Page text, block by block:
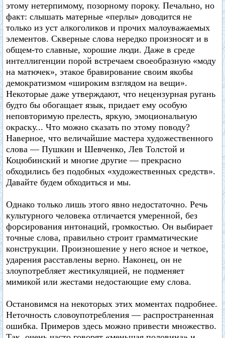
этому нетерпимому, позорному пороку. Печально, но
факт: слышать матерные «перлы» доводится не
только из уст алкоголиков и прочих малоуважаемых
элементов. Скверные слова нередко произносят и в
общем-то славные, хорошие люди. Даже в среде
интеллигенции порой встречаем своеобразную «моду
на матючек», этакое бравирование своим якобы
демократизмом «широким взглядом на вещи».
Некоторые даже утверждают, что нецензурная ругань
будто бы обогащает язык, придает ему особую
неповторимую прелесть, яркую, эмоциональную
окраску... Что можно сказать по этому поводу?
Наверное, что величайшие мастера художественного
слова — Пушкин и Шевченко, Лев Толстой и
Коцюбинский и многие другие — прекрасно
обходились без подобных «художественных средств».
Давайте будем обходиться и мы.
Однако только лишь этого явно недостаточно. Речь
культурного человека отличается умеренной, без
форсирования интонаций, громкостью. Он выбирает
точные слова, правильно строит грамматические
конструкции. Произношение у него ясное и четкое,
ударения расставлены верно. Наконец, он не
злоупотребляет жестикуляцией, не подменяет
мимикой или жестами недостающие ему слова.
Остановимся на некоторых этих моментах подробнее.
Неточность словоупотребления — распространенная
ошибка. Примеров здесь можно привести множество.